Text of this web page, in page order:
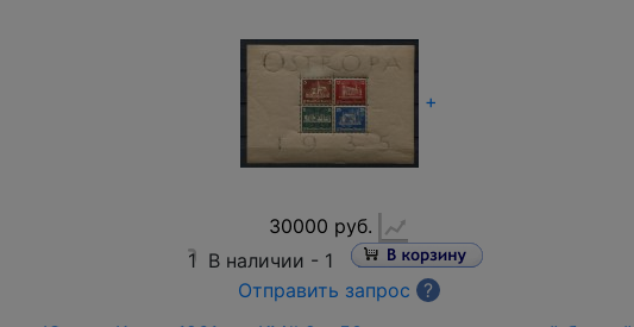
+
30000 руб.
1 В наличии - 1
Отправить запрос
?